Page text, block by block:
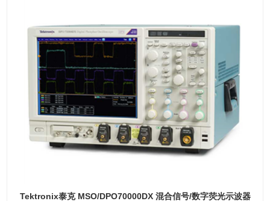
Tektronix泰克 MSO/DPO70000DX 混合信号/数字荧光示波器